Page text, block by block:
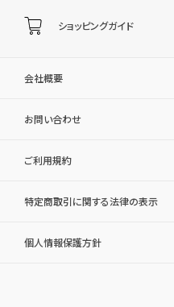
会社概要
お問い合わせ
ご利用規約
特定商取引に関する法律の表示
個人情報保護方針
ショッピングガイド